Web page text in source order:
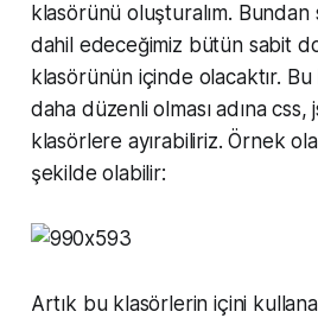
klasörünü oluşturalım. Bundan
dahil edeceğimiz bütün sabit
klasörünün içinde olacaktır.
daha düzenli olması adına css,
klasörlere ayırabiliriz. Örnek
şekilde olabilir:
Artık bu klasörlerin içini